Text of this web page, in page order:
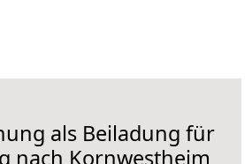
als Beiladung für
nach Kornwestheim